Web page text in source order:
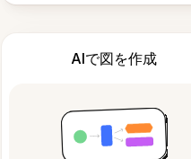
AIで図を作成